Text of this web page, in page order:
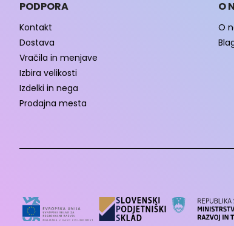
PODPORA
Kontakt
Dostava
Vračila in menjave
Izbira velikosti
Izdelki in nega
Prodajna mesta
O
O